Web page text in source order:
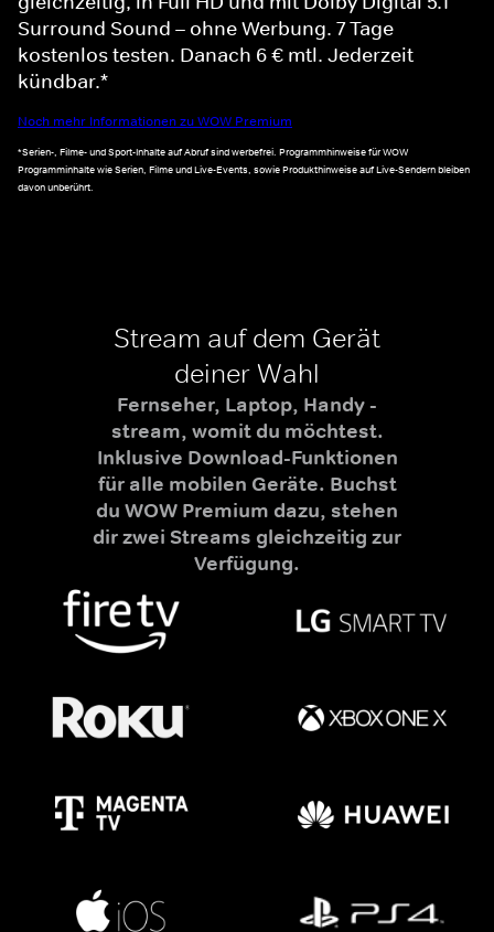
Surround Sound – ohne Werbung. 7 Tage
kostenlos testen. Danach 6 € mtl. Jederzeit
kündbar.*
Noch mehr Informationen zu WOW Premium
*Serien-, Filme- und Sport-Inhalte auf Abruf sind werbefrei. Programmhinweise für WOW
Programminhalte wie Serien, Filme und Live-Events, sowie Produkthinweise auf Live-Sendern bleiben
davon unberührt.
Stream auf dem Gerät
deiner Wahl
Fernseher, Laptop, Handy -
stream, womit du möchtest.
Inklusive Download-Funktionen
für alle mobilen Geräte. Buchst
du WOW Premium dazu, stehen
dir zwei Streams gleichzeitig zur
Verfügung.